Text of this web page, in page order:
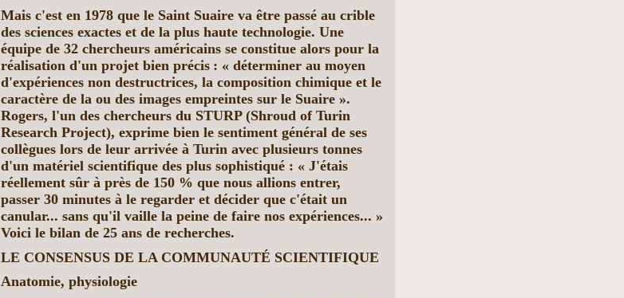
Mais c'est en 1978 que le Saint Suaire va être passé au crible
des sciences exactes et de la plus haute technologie. Une
équipe de 32 chercheurs américains se constitue alors pour la
réalisation d'un projet bien précis : « déterminer au moyen
d'expériences non destructrices, la composition chimique et le
caractère de la ou des images empreintes sur le Suaire ».
Rogers, l'un des chercheurs du STURP (Shroud of Turin
Research Project), exprime bien le sentiment général de ses
collègues lors de leur arrivée à Turin avec plusieurs tonnes
d'un matériel scientifique des plus sophistiqué : « J'étais
réellement sûr à près de 150 % que nous allions entrer,
passer 30 minutes à le regarder et décider que c'était un
canular... sans qu'il vaille la peine de faire nos expériences... »
Voici le bilan de 25 ans de recherches.
LE CONSENSUS DE LA COMMUNAUTÉ SCIENTIFIQUE
Anatomie, physiologie